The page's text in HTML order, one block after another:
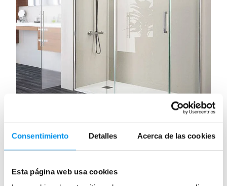
Consentimiento Detalles Acerca de las cookies
Esta página web usa cookies
Cómo instalar una mampara de ducha
corredera: 7 consejos